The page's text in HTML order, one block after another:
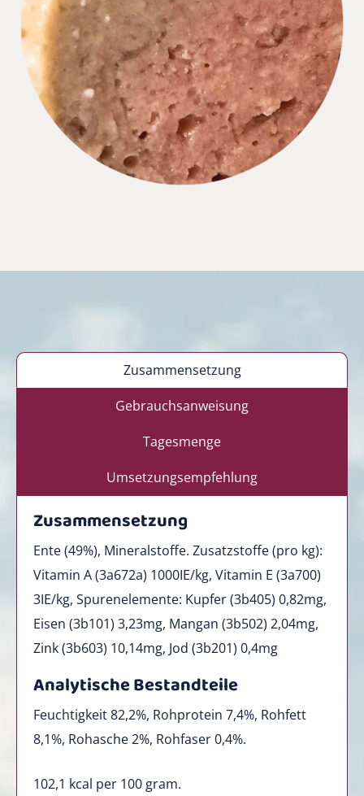
Zusammensetzung
Gebrauchsanweisung
Tagesmenge
Umsetzungsempfehlung
Zusammensetzung
Ente (49%), Mineralstoffe. Zusatzstoffe (pro kg):
Vitamin A (3a672a) 1000IE/kg, Vitamin E (3a700)
3IE/kg, Spurenelemente: Kupfer (3b405) 0,82mg,
Eisen (3b101) 3,23mg, Mangan (3b502) 2,04mg,
Zink (3b603) 10,14mg, Jod (3b201) 0,4mg
Analytische Bestandteile
Feuchtigkeit 82,2%, Rohprotein 7,4%, Rohfett
8,1%, Rohasche 2%, Rohfaser 0,4%.
102,1 kcal per 100 gram.